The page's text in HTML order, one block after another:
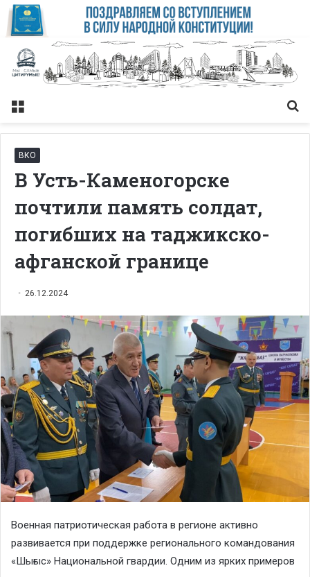
Меню
ВКО
В Усть-Каменогорске
почтили память солдат,
погибших на таджикско-
афганской границе
26.12.2024
Военная патриотическая работа в регионе активно
развивается при поддержке регионального командования
«Шығыс» Национальной гвардии. Одним из ярких примеров